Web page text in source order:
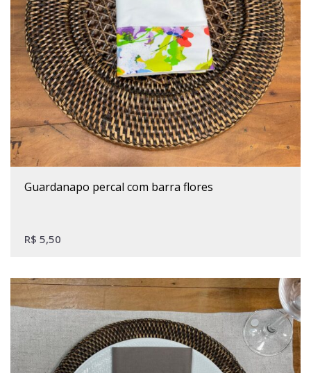
guardanapo percal com barra flores
R$ 5,50